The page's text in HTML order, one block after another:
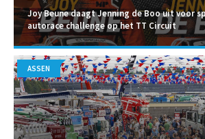
Joy Beune daagt Jenning de Boo uit voor
autorace challenge op het TT Circuit
ASSEN